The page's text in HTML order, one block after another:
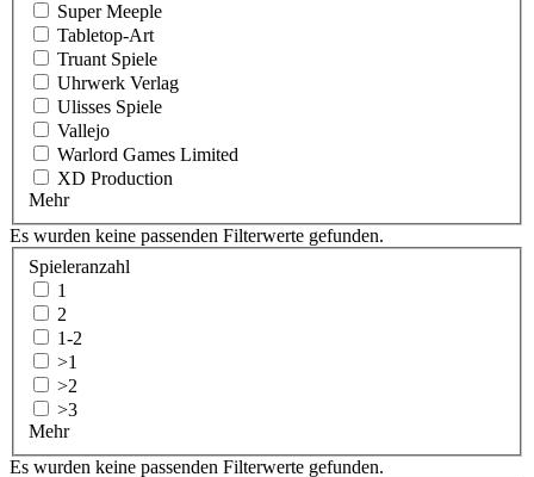
Super Meeple
Tabletop-Art
Truant Spiele
Uhrwerk Verlag
Ulisses Spiele
Vallejo
Warlord Games Limited
XD Production
Mehr
Es wurden keine passenden Filterwerte gefunden.
Spieleranzahl
1
2
1-2
>1
>2
>3
Mehr
Es wurden keine passenden Filterwerte gefunden.